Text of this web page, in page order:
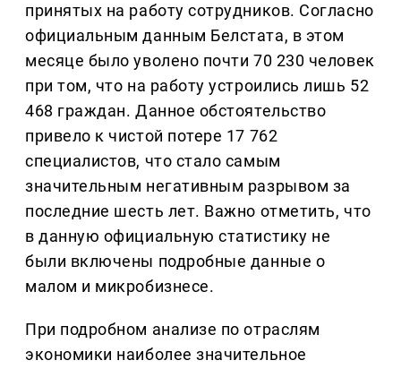
принятых на работу сотрудников. Согласно
официальным данным Белстата, в этом
месяце было уволено почти 70 230 человек
при том, что на работу устроились лишь 52
468 граждан. Данное обстоятельство
привело к чистой потере 17 762
специалистов, что стало самым
значительным негативным разрывом за
последние шесть лет. Важно отметить, что
в данную официальную статистику не
были включены подробные данные о
малом и микробизнесе.
При подробном анализе по отраслям
экономики наиболее значительное